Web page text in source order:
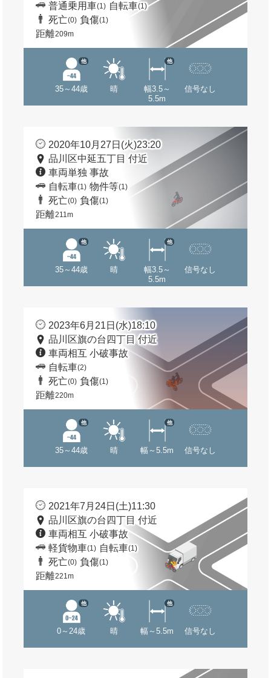
普通乗用車(1) 自転車(1)
死亡(0) 負傷(1)
距離209m
35～44歳
他
晴
幅3.5～
5.5m
他
信号なし
2020年10月27日(火)23:20
品川区中延五丁目 付近
車両単独 事故
自転車(1) 物件等(1)
死亡(0) 負傷(1)
距離211m
35～44歳
他
晴
幅3.5～
5.5m
他
信号なし
2023年6月21日(水)18:10
品川区旗の台四丁目 付近
車両相互 小破事故
自転車(2)
死亡(0) 負傷(1)
距離220m
35～44歳
他
晴 幅～5.5m
他
信号なし
2021年7月24日(土)11:30
品川区旗の台四丁目 付近
車両相互 小破事故
軽貨物車(1) 自転車(1)
死亡(0) 負傷(1)
距離221m
0～24歳
他
晴 幅～5.5m
他
信号なし